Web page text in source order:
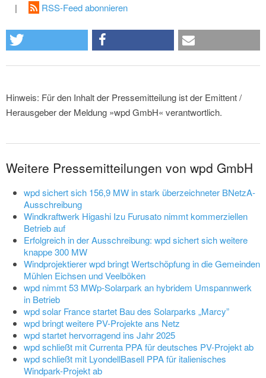
|
RSS-Feed abonnieren
Hinweis: Für den Inhalt der Pressemitteilung ist der Emittent /
Herausgeber der Meldung »wpd GmbH« verantwortlich.
Weitere Pressemitteilungen von wpd GmbH
wpd sichert sich 156,9 MW in stark überzeichneter BNetzA-
Ausschreibung
Windkraftwerk Higashi Izu Furusato nimmt kommerziellen
Betrieb auf
Erfolgreich in der Ausschreibung: wpd sichert sich weitere
knappe 300 MW
Windprojektierer wpd bringt Wertschöpfung in die Gemeinden
Mühlen Eichsen und Veelböken
wpd nimmt 53 MWp-Solarpark an hybridem Umspannwerk
in Betrieb
wpd solar France startet Bau des Solarparks „Marcy”
wpd bringt weitere PV-Projekte ans Netz
wpd startet hervorragend ins Jahr 2025
wpd schließt mit Currenta PPA für deutsches PV-Projekt ab
wpd schließt mit LyondellBasell PPA für italienisches
Windpark-Projekt ab